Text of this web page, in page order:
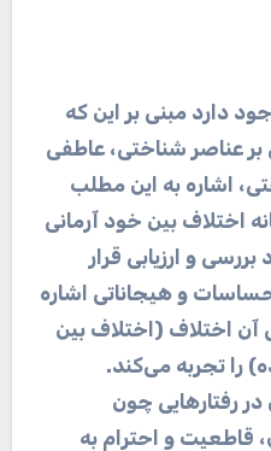
دارد مبنی بر این که
عناصر شناختی، عاطفی
اشاره به این مطلب
اختلاف بین خود آرمانی
و ارزیابی قرار
و هیجاناتی اشاره
آن اختلاف (اختلاف بین
را تجربه می‌کند.
رفتارهایی چون
قاطعیت و احترام به